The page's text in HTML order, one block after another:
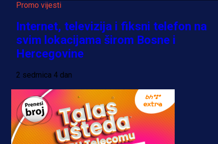
Promo vijesti
Internet, televizija i fiksni telefon na
svim lokacijama širom Bosne i
Hercegovine
2 sedmica 4 dan